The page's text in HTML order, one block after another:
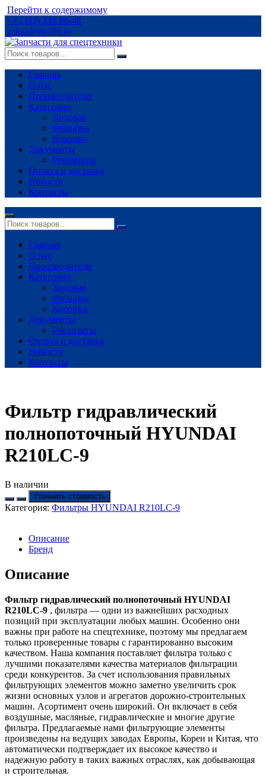
Перейти к содержимому
+7 (343) 346-86-48
zakaz@gp196.ru
Главная
О нас
Производители
Категории
Ходовая
Фильтры
Коронки
Документы
Реквизиты
Оплата и доставка
Новости
Контакты
Главная
О нас
Производители
Категории
Ходовая
Фильтры
Коронки
Документы
Реквизиты
Оплата и доставка
Новости
Контакты
Фильтр гидравлический
полнопоточный HYUNDAI
R210LC-9
В наличии
Уточнить стоимость
Категория: Фильтры HYUNDAI R210LC-9
Описание
Бренд
Описание
Фильтр гидравлический полнопоточный HYUNDAI
R210LC-9 , фильтра — одни из важнейших расходных
позиций при эксплуатации любых машин. Особенно они
важны при работе на спецтехнике, поэтому мы предлагаем
только проверенные товары с гарантированно высоким
качеством. Наша компания поставляет фильтра только с
лучшими показателями качества материалов фильтрации
среди конкурентов. За счет использования правильных
фильтрующих элементов можно заметно увеличить срок
жизни основных узлов и агрегатов дорожно-строительных
машин. Асортимент очень широкий. Он включает в себя
воздушные, масляные, гидравлические и многие другие
фильтра. Предлагаемые нами фильтрующие элементы
произведены на ведущих заводах Европы, Кореи и Китая, что
автоматически подтверждает их высокое качество и
надежную работу в таких важных отраслях, как добывающая
и строительная.